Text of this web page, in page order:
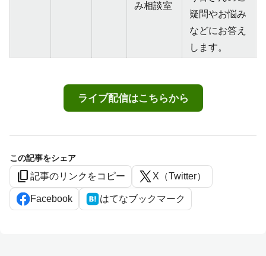
み相談室
疑問やお悩み
などにお答え
します。
ライブ配信はこちらから
この記事をシェア
content_copy 記事のリンクをコピー X（Twitter）
Facebook はてなブックマーク